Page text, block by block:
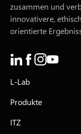
zusammen und
innovativere,
orientierte
L-Lab
Produkte
ITZ